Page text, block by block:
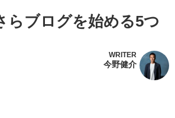
らブログを始める5つ
WRITER
今野健介